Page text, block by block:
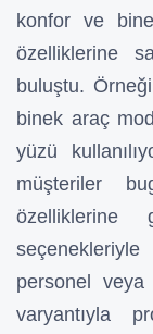
konfor ve
özelliklerine
buluştu.
binek araç
yüzü
müşteriler
özelliklerine
personel
varyantıyla